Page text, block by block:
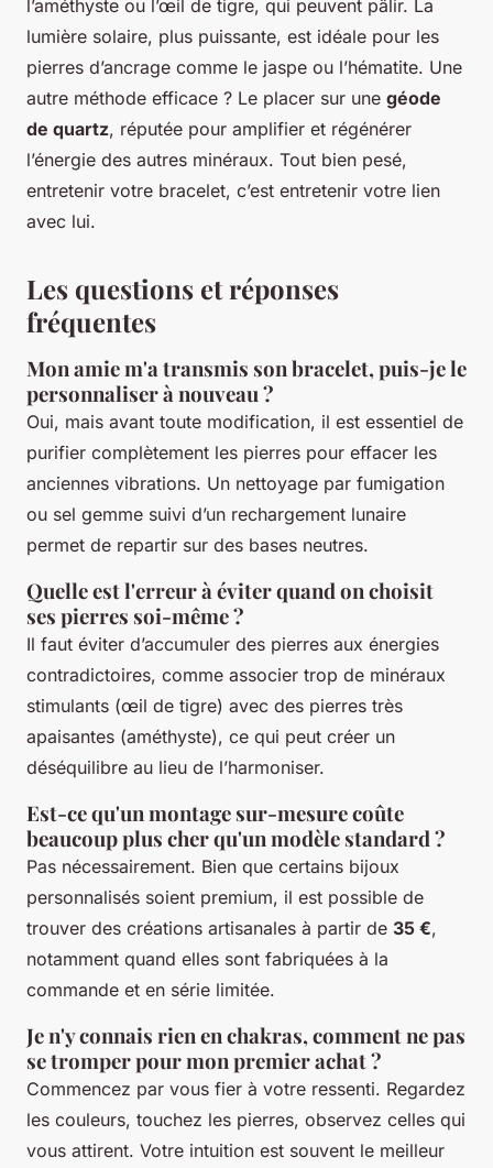
l’améthyste ou l’œil de tigre, qui peuvent pâlir. La
lumière solaire, plus puissante, est idéale pour les
pierres d’ancrage comme le jaspe ou l’hématite. Une
autre méthode efficace ? Le placer sur une géode
de quartz, réputée pour amplifier et régénérer
l’énergie des autres minéraux. Tout bien pesé,
entretenir votre bracelet, c’est entretenir votre lien
avec lui.
Les questions et réponses
fréquentes
Mon amie m'a transmis son bracelet, puis-je le
personnaliser à nouveau ?
Oui, mais avant toute modification, il est essentiel de
purifier complètement les pierres pour effacer les
anciennes vibrations. Un nettoyage par fumigation
ou sel gemme suivi d’un rechargement lunaire
permet de repartir sur des bases neutres.
Quelle est l'erreur à éviter quand on choisit
ses pierres soi-même ?
Il faut éviter d’accumuler des pierres aux énergies
contradictoires, comme associer trop de minéraux
stimulants (œil de tigre) avec des pierres très
apaisantes (améthyste), ce qui peut créer un
déséquilibre au lieu de l’harmoniser.
Est-ce qu'un montage sur-mesure coûte
beaucoup plus cher qu'un modèle standard ?
Pas nécessairement. Bien que certains bijoux
personnalisés soient premium, il est possible de
trouver des créations artisanales à partir de 35 €,
notamment quand elles sont fabriquées à la
commande et en série limitée.
Je n'y connais rien en chakras, comment ne pas
se tromper pour mon premier achat ?
Commencez par vous fier à votre ressenti. Regardez
les couleurs, touchez les pierres, observez celles qui
vous attirent. Votre intuition est souvent le meilleur